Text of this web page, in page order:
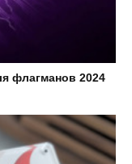
флагманов 2024